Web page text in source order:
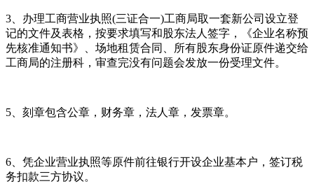
3、办理工商营业执照(三证合一)工商局取一套新公司设立登
记的文件及表格，按要求填写和股东法人签字，《企业名称预
先核准通知书》、场地租赁合同、所有股东身份证原件递交给
工商局的注册科，审查完没有问题会发放一份受理文件。
5、刻章包含公章，财务章，法人章，发票章。
6、凭企业营业执照等原件前往银行开设企业基本户，签订税
务扣款三方协议。